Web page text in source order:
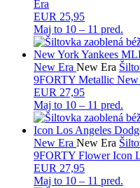
Era
EUR 25,95
Maj to 10 – 11 pred.
New Era New Era
9FORTY Metallic
EUR 27,95
Maj to 10 – 11 pred.
New Era New Era
9FORTY Flower Icon
EUR 27,95
Maj to 10 – 11 pred.